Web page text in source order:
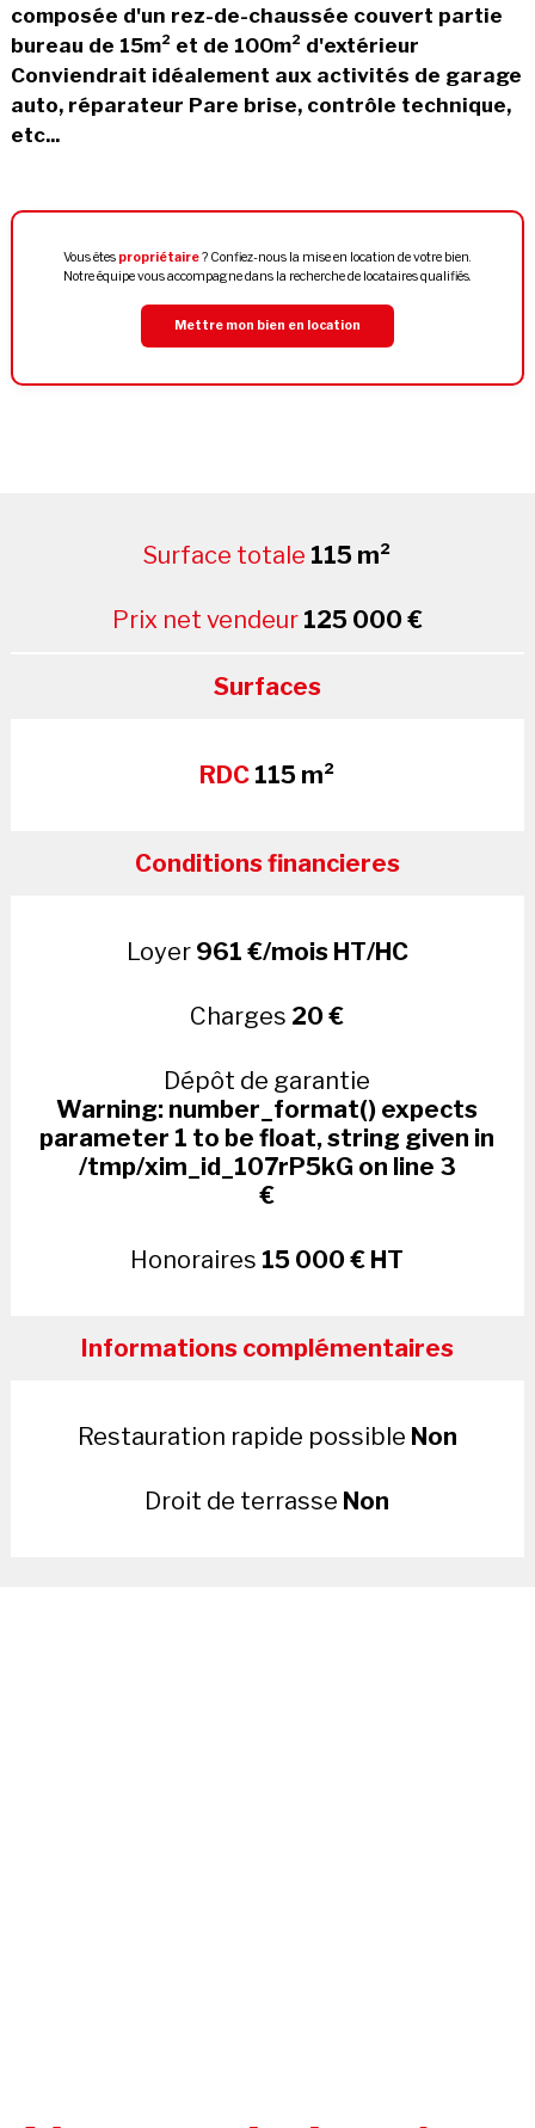
composée d'un rez-de-chaussée couvert partie
bureau de 15m² et de 100m² d'extérieur
Conviendrait idéalement aux activités de garage
auto, réparateur Pare brise, contrôle technique,
etc...
Vous êtes propriétaire? Confiez-nous la mise en location de votre bien.
Notre équipe vous accompagne dans la recherche de locataires qualifiés.
Mettre mon bien en location
Surface totale 115 m²
Prix net vendeur 125 000 €
Surfaces
RDC 115 m²
Conditions financieres
Loyer 961 €/mois HT/HC
Charges 20 €
Dépôt de garantie
Warning: number_format() expects
parameter 1 to be float, string given in
/tmp/xim_id_107rP5kG on line 3
€
Honoraires 15 000 € HT
Informations complémentaires
Restauration rapide possible Non
Droit de terrasse Non